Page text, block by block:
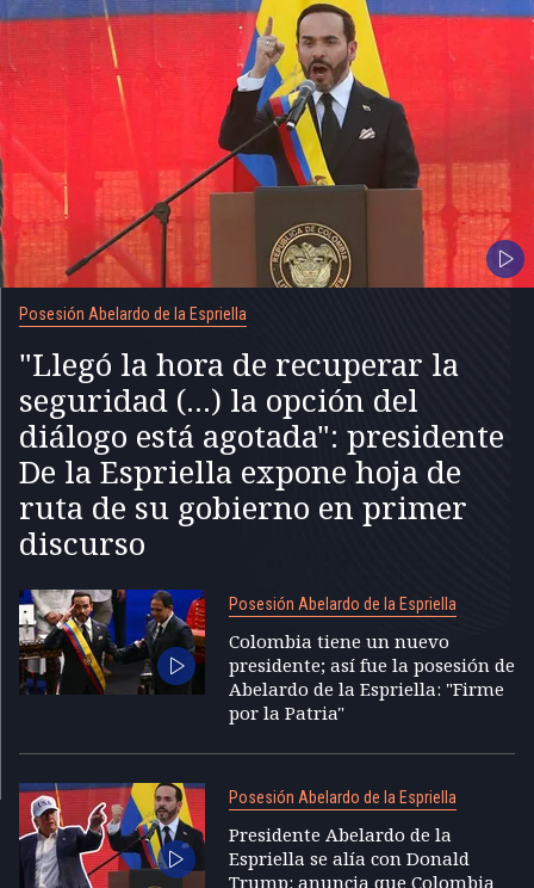
Posesión Abelardo de la Espriella
"Llegó la hora de recuperar la
seguridad (...) la opción del
diálogo está agotada": presidente
De la Espriella expone hoja de
ruta de su gobierno en primer
discurso
Posesión Abelardo de la Espriella
Colombia tiene un nuevo
presidente; así fue la posesión de
Abelardo de la Espriella: "Firme
por la Patria"
Posesión Abelardo de la Espriella
Presidente Abelardo de la
Espriella se alía con Donald
Trump: anuncia que Colombia